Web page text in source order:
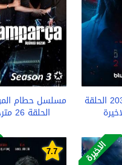
مسلسل الذئب 2039 الحلقة مسلسل حطام
الحلقة 26 مترجم -...
الاخيرة 7.7